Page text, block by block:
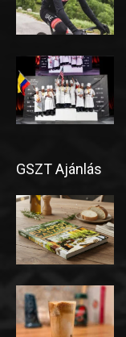
GSZT Ajánlás